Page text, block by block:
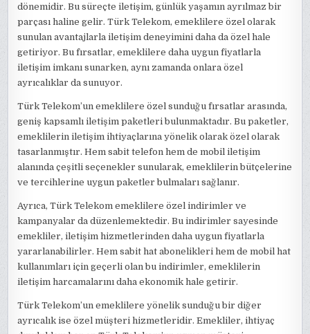
dönemidir. Bu süreçte iletişim, günlük yaşamın ayrılmaz bir
parçası haline gelir. Türk Telekom, emeklilere özel olarak
sunulan avantajlarla iletişim deneyimini daha da özel hale
getiriyor. Bu fırsatlar, emeklilere daha uygun fiyatlarla
iletişim imkanı sunarken, aynı zamanda onlara özel
ayrıcalıklar da sunuyor.
Türk Telekom’un emeklilere özel sunduğu fırsatlar arasında,
geniş kapsamlı iletişim paketleri bulunmaktadır. Bu paketler,
emeklilerin iletişim ihtiyaçlarına yönelik olarak özel olarak
tasarlanmıştır. Hem sabit telefon hem de mobil iletişim
alanında çeşitli seçenekler sunularak, emeklilerin bütçelerine
ve tercihlerine uygun paketler bulmaları sağlanır.
Ayrıca, Türk Telekom emeklilere özel indirimler ve
kampanyalar da düzenlemektedir. Bu indirimler sayesinde
emekliler, iletişim hizmetlerinden daha uygun fiyatlarla
yararlanabilirler. Hem sabit hat abonelikleri hem de mobil hat
kullanımları için geçerli olan bu indirimler, emeklilerin
iletişim harcamalarını daha ekonomik hale getirir.
Türk Telekom’un emeklilere yönelik sunduğu bir diğer
ayrıcalık ise özel müşteri hizmetleridir. Emekliler, ihtiyaç